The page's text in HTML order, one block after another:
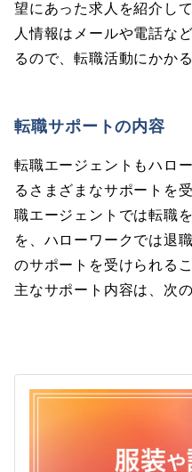
望にあった求人を紹介し
人情報はメールや電話な
るので、転職活動にかか
転職サポートの内容
転職エージェントもハロ
るさまざまなサポートを
職エージェントでは転職
を、ハローワークでは退
のサポートを受けられる
主なサポート内容は、次